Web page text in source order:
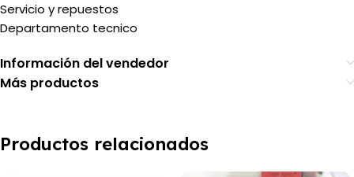
Servicio y repuestos
Departamento tecnico
Información del vendedor
Más productos
Productos relacionados